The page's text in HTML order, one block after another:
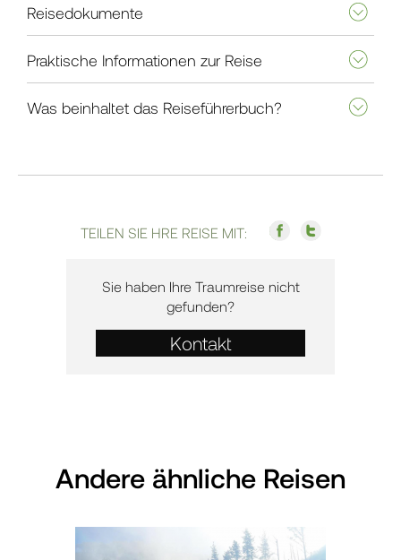
Reisedokumente
Praktische Informationen zur Reise
Was beinhaltet das Reiseführerbuch?
TEILEN SIE HRE REISE MIT:
Sie haben Ihre Traumreise nicht
gefunden?
Kontakt
Andere ähnliche Reisen